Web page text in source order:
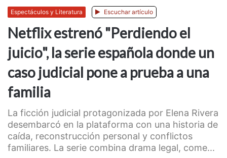
Espectáculos y Literatura Escuchar artículo
Netflix estrenó "Perdiendo el
juicio", la serie española donde un
caso judicial pone a prueba a una
familia
La ficción judicial protagonizada por Elena Rivera
desembarcó en la plataforma con una historia de
caída, reconstrucción personal y conflictos
familiares. La serie combina drama legal, come...